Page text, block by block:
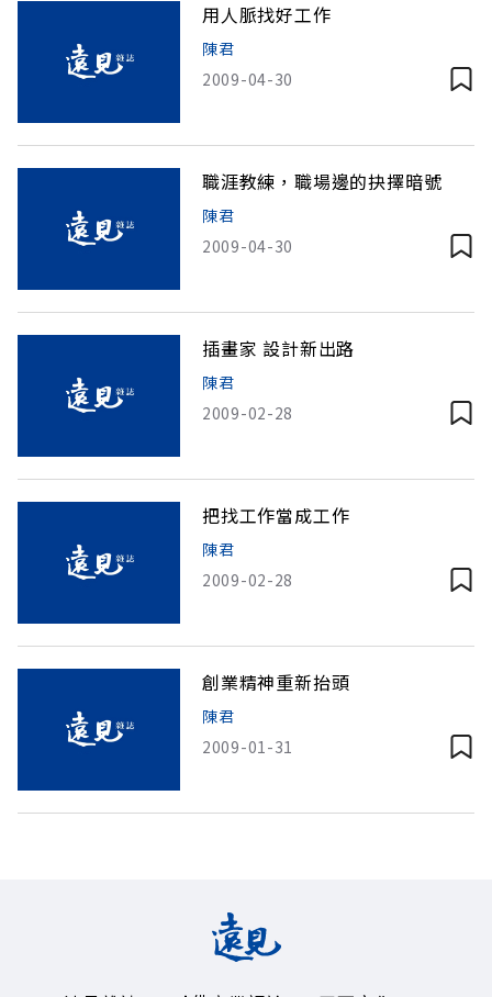
用人脈找好工作
陳君
2009-04-30
職涯教練，職場邊的抉擇暗號
陳君
2009-04-30
插畫家 設計新出路
陳君
2009-02-28
把找工作當成工作
陳君
2009-02-28
創業精神重新抬頭
陳君
2009-01-31